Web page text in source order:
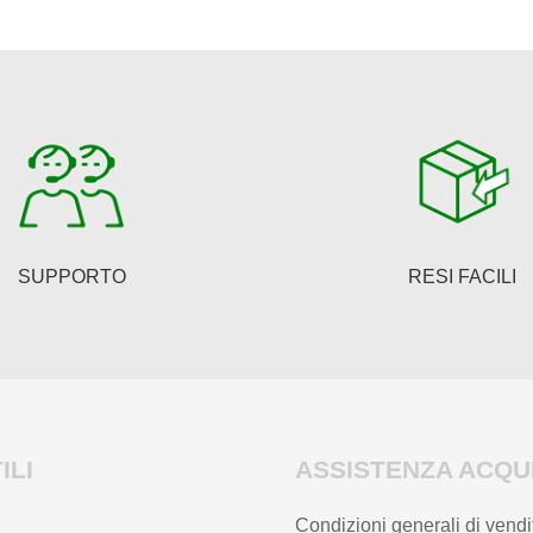
SUPPORTO RESI FACILI
ASSISTENZA
Condizioni generali di